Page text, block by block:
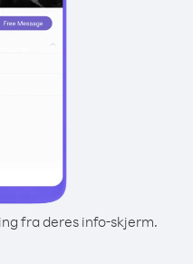
fra deres info-skjerm.